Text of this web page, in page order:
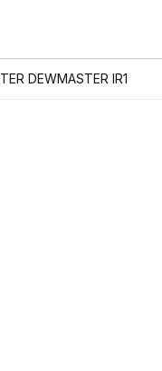
DEWMASTER IR1